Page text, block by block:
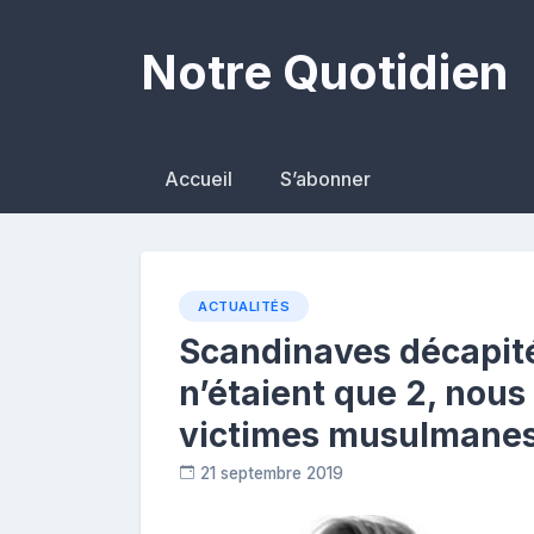
Notre Quotidien
Accueil S’abonner
ACTUALITÉS
Scandinaves
n’étaient que 2,
victimes
21 septembre 2019
e